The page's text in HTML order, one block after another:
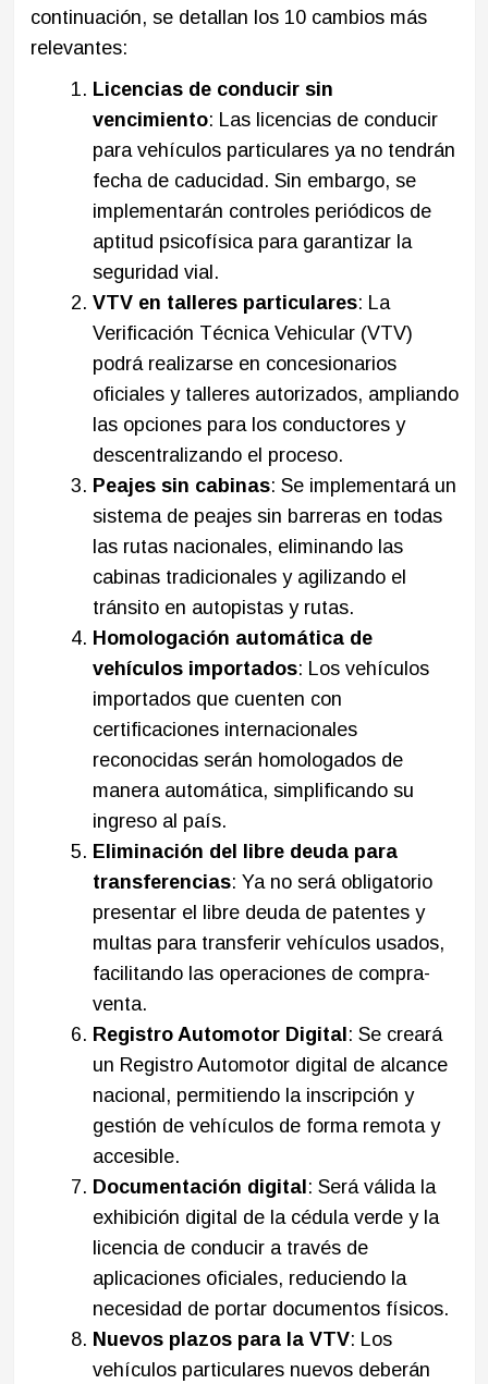
continuación, se detallan los 10 cambios más
relevantes:​
Licencias de conducir sin
vencimiento: Las licencias de conducir
para vehículos particulares ya no tendrán
fecha de caducidad. Sin embargo, se
implementarán controles periódicos de
aptitud psicofísica para garantizar la
seguridad vial.​
VTV en talleres particulares: La
Verificación Técnica Vehicular (VTV)
podrá realizarse en concesionarios
oficiales y talleres autorizados, ampliando
las opciones para los conductores y
descentralizando el proceso.​
Peajes sin cabinas: Se implementará un
sistema de peajes sin barreras en todas
las rutas nacionales, eliminando las
cabinas tradicionales y agilizando el
tránsito en autopistas y rutas.​
Homologación automática de
vehículos importados: Los vehículos
importados que cuenten con
certificaciones internacionales
reconocidas serán homologados de
manera automática, simplificando su
ingreso al país.​
Eliminación del libre deuda para
transferencias: Ya no será obligatorio
presentar el libre deuda de patentes y
multas para transferir vehículos usados,
facilitando las operaciones de compra-
venta.​
Registro Automotor Digital : Se creará
un Registro Automotor digital de alcance
nacional, permitiendo la inscripción y
gestión de vehículos de forma remota y
accesible.​
Documentación digital : Será válida la
exhibición digital de la cédula verde y la
licencia de conducir a través de
aplicaciones oficiales, reduciendo la
necesidad de portar documentos físicos.​
Nuevos plazos para la VTV: Los
vehículos particulares nuevos deberán